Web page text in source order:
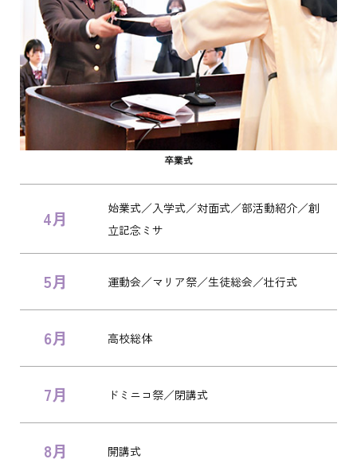
卒業式
4月
始業式／入学式／対面式／部活動紹介／創
立記念ミサ
5月 運動会／マリア祭／生徒総会／壮行式
6月 高校総体
7月 ドミニコ祭／閉講式
8月 開講式